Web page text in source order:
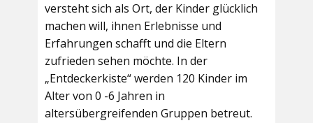
versteht sich als Ort, der Kinder glücklich
machen will, ihnen Erlebnisse und
Erfahrungen schafft und die Eltern
zufrieden sehen möchte. In der
„Entdeckerkiste“ werden 120 Kinder im
Alter von 0 -6 Jahren in
altersübergreifenden Gruppen betreut.